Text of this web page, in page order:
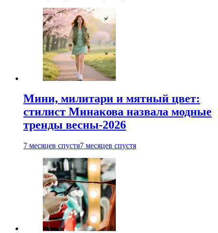
Мини, милитари и мятный цвет:
стилист Минакова назвала модные
тренды весны-2026
7 месяцев спустя7 месяцев спустя